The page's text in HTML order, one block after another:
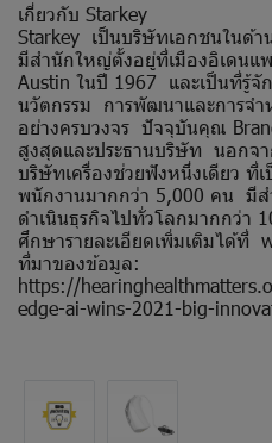
เกี่ยวกับ Starkey
Starkey เป็นบริษัทเอกชนในด้า
มีสำนักใหญ่ตั้งอยู่ที่เมืองอิเดนแ
Austin ในปี 1967 และเป็นที่รู้จั
นวัตกรรม การพัฒนาและการจำ
อย่างครบวงจร ปัจจุบันคุณ
สูงสุดและประธานบริษัท นอกจ
บริษัทเครื่องช่วยฟังหนึ่งเดียว ที่
พนักงานมากกว่า 5,000 คน มี
ดำเนินธุรกิจไปทั่วโลกมากกว่า
ศึกษารายละเอียดเพิ่มเติมได้ที่
ที่มาของข้อมูล:
https://
edge-ai-wins-2021-big-